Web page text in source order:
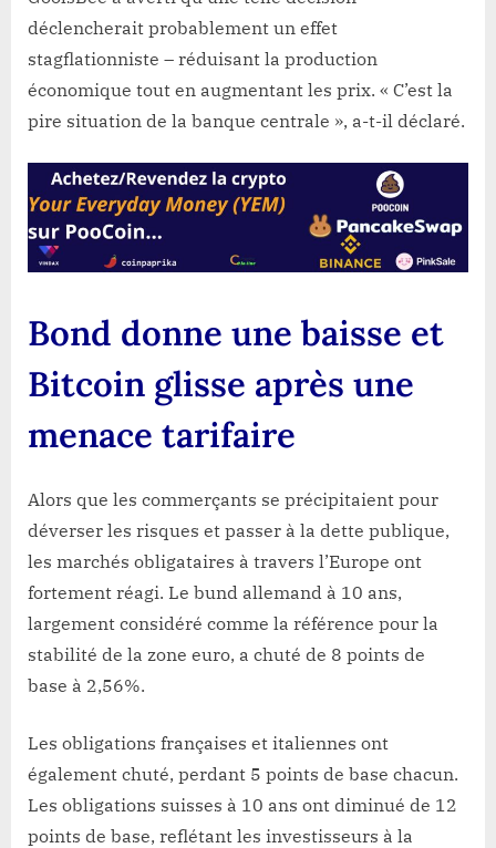
déclencherait probablement un effet
stagflationniste – réduisant la production
économique tout en augmentant les prix. « C’est la
pire situation de la banque centrale », a-t-il déclaré.
Bond donne une baisse et
Bitcoin glisse après une
menace tarifaire
Alors que les commerçants se précipitaient pour
déverser les risques et passer à la dette publique,
les marchés obligataires à travers l’Europe ont
fortement réagi. Le bund allemand à 10 ans,
largement considéré comme la référence pour la
stabilité de la zone euro, a chuté de 8 points de
base à 2,56%.
Les obligations françaises et italiennes ont
également chuté, perdant 5 points de base chacun.
Les obligations suisses à 10 ans ont diminué de 12
points de base, reflétant les investisseurs à la